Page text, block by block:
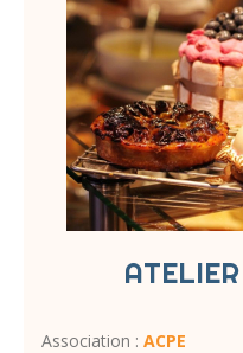
Association : ACPE